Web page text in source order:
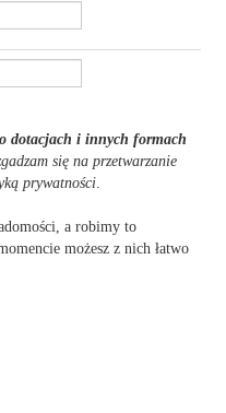
dotacjach i innych formach
się na przetwarzanie
prywatności.
a robimy to
możesz z nich łatwo